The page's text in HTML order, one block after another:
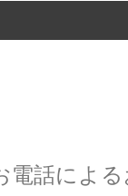
電話によ